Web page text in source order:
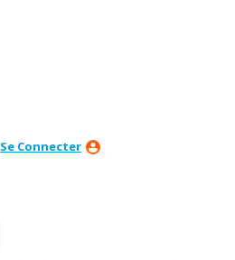
Se Connecter